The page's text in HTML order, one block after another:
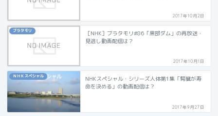
2017年10月2日
ブラタモリ
［NHK］ブラタモリ#86「黒部ダム」の再放送・
見逃し動画配信は？
2017年10月1日
ＮＨＫスペシャル
NHKスペシャル・シリーズ人体第1集「腎臓が寿
命を決める」の動画配信は？
2017年9月27日